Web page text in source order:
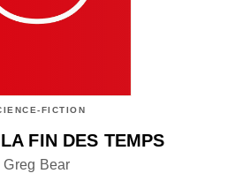
FICTION
FIN DES TEMPS
Greg Bear